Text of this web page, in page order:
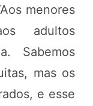
menores
adultos
Sabemos
mas os
e esse